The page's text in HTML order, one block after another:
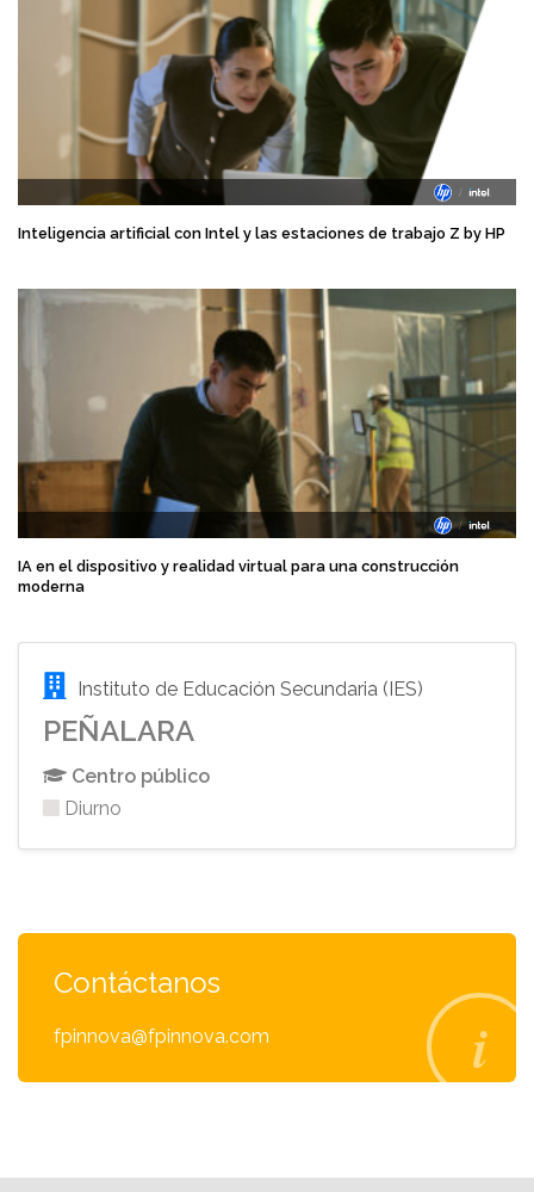
Inteligencia artificial con Intel y las estaciones de trabajo Z by HP
IA en el dispositivo y realidad virtual para una construcción
moderna
Instituto de Educación Secundaria (IES)
PEÑALARA
Centro público
Diurno
Contáctanos
fpinnova@fpinnova.com